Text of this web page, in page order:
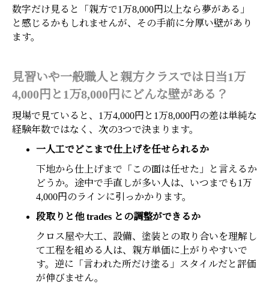
数字だけ見ると「親方で1万8,000円以上なら夢がある」
と感じるかもしれませんが、その手前に分厚い壁があり
ます。
見習いや一般職人と親方クラスでは日当1万
4,000円と1万8,000円にどんな壁がある？
現場で見ていると、1万4,000円と1万8,000円の差は単純な
経験年数ではなく、次の3つで決まります。
一人工でどこまで仕上げを任せられるか
下地から仕上げまで「この面は任せた」と言えるか
どうか。途中で手直しが多い人は、いつまでも1万
4,000円のラインに引っかかります。
段取りと他 trades との調整ができるか
クロス屋や大工、設備、塗装との取り合いを理解し
て工程を組める人は、親方単価に上がりやすいで
す。逆に「言われた所だけ塗る」スタイルだと評価
が伸びません。